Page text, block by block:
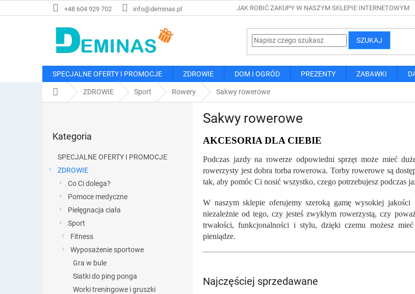
do
+48 604 929 702 info@deminas.pl JAK ROBIĆ ZAKUPY W NASZYM SKLEPIE INTERNETOWYM
SZUKAJ
SPECJALNE OFERTY I PROMOCJE ZDROWIE DOM I OGRÓD PREZENTY ZABAWKI
Home ZDROWIE Sport Rowery Sakwy rowerowe
kategorie
Kategoria
SPECJALNE OFERTY I PROMOCJE
ZDROWIE
Co Ci dolega?
Pomoce medyczne
Pielęgnacja ciała
Sport
Fitness
Wyposażenie sportowe
Gra w bule
Siatki do ping ponga
Worki treningowe i gruszki
Sakwy rowerowe
AKCESORIA DLA CIEBIE
Podczas jazdy na rowerze odpowiedni sprzęt może mieć
rowerzysty jest dobra torba rowerowa. Torby rowerowe są
tak, aby pomóc Ci nosić wszystko, czego potrzebujesz podczas
W naszym sklepie oferujemy szeroką gamę wysokiej
niezależnie od tego, czy jesteś zwykłym rowerzystą, czy
trwałości, funkcjonalności i stylu, dzięki czemu możesz
pieniądze.
Najczęściej sprzedawane